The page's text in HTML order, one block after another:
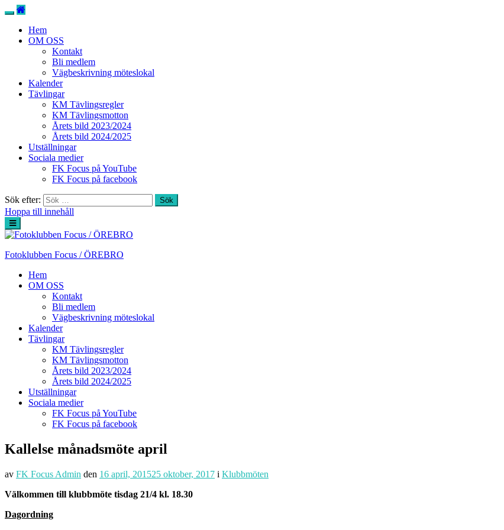
Hem
OM OSS
Kontakt
Bli medlem
Vägbeskrivning möteslokal
Kalender
Tävlingar
KM Tävlingsregler
KM Tävlingsmotton
Årets bild 2023/2024
Årets bild 2024/2025
Utställningar
Sociala medier
FK Focus på YouTube
FK Focus på facebook
Sök efter:
Hoppa till innehåll
Fotoklubben Focus / ÖREBRO
Hem
OM OSS
Kontakt
Bli medlem
Vägbeskrivning möteslokal
Kalender
Tävlingar
KM Tävlingsregler
KM Tävlingsmotton
Årets bild 2023/2024
Årets bild 2024/2025
Utställningar
Sociala medier
FK Focus på YouTube
FK Focus på facebook
Kallelse månadsmöte april
av FK Focus Admin den 16 april, 201525 oktober, 2017 i Klubbmöten
Välkommen till klubbmöte tisdag 21/4 kl. 18.30
Dagordning